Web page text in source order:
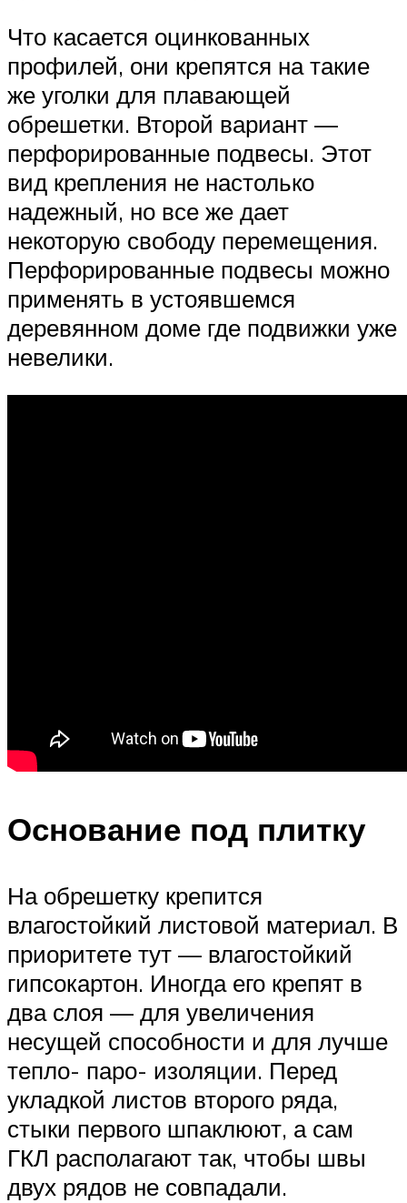
Что касается оцинкованных
профилей, они крепятся на такие
же уголки для плавающей
обрешетки. Второй вариант —
перфорированные подвесы. Этот
вид крепления не настолько
надежный, но все же дает
некоторую свободу перемещения.
Перфорированные подвесы можно
применять в устоявшемся
деревянном доме где подвижки уже
невелики.
Основание под плитку
На обрешетку крепится
влагостойкий листовой материал. В
приоритете тут — влагостойкий
гипсокартон. Иногда его крепят в
два слоя — для увеличения
несущей способности и для лучше
тепло- паро- изоляции. Перед
укладкой листов второго ряда,
стыки первого шпаклюют, а сам
ГКЛ располагают так, чтобы швы
двух рядов не совпадали.